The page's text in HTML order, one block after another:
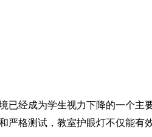
已经成为学生视力下降的一个主要
严格测试，教室护眼灯不仅能有